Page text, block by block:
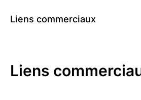
Liens commerciaux
Liens